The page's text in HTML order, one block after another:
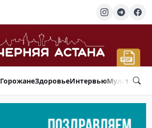
ГорожанеЗдоровьеИнтервью